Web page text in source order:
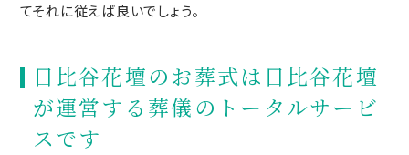
てそれに従えば良いでしょう。
日比谷花壇のお葬式は日比谷花壇
が運営する葬儀のトータルサービ
スです